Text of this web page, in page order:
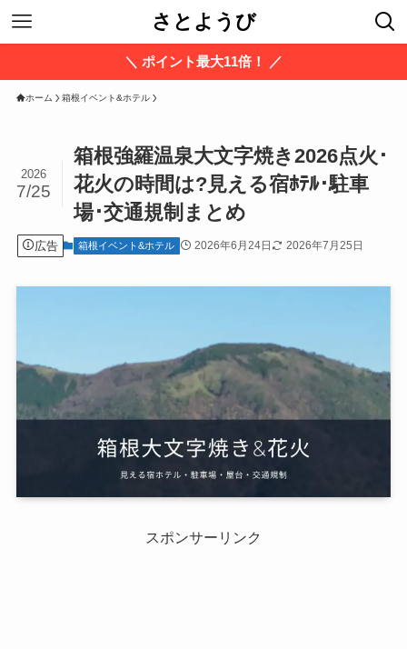
さとようび
＼ ポイント最大11倍！ ／
ホーム 箱根イベント&ホテル
箱根強羅温泉大文字焼き2026点火･
花火の時間は?見える宿ﾎﾃﾙ･駐車
場･交通規制まとめ
2026
7/25
広告 箱根イベント&ホテル 2026年6月24日 2026年7月25日
スポンサーリンク